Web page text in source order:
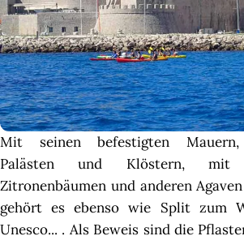
Mit seinen befestigten Mauern,
Palästen und Klöstern, mit
Zitronenbäumen und anderen
gehört es ebenso wie Split zum
Unesco... . Als Beweis sind die